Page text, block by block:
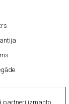
partneri izmanto